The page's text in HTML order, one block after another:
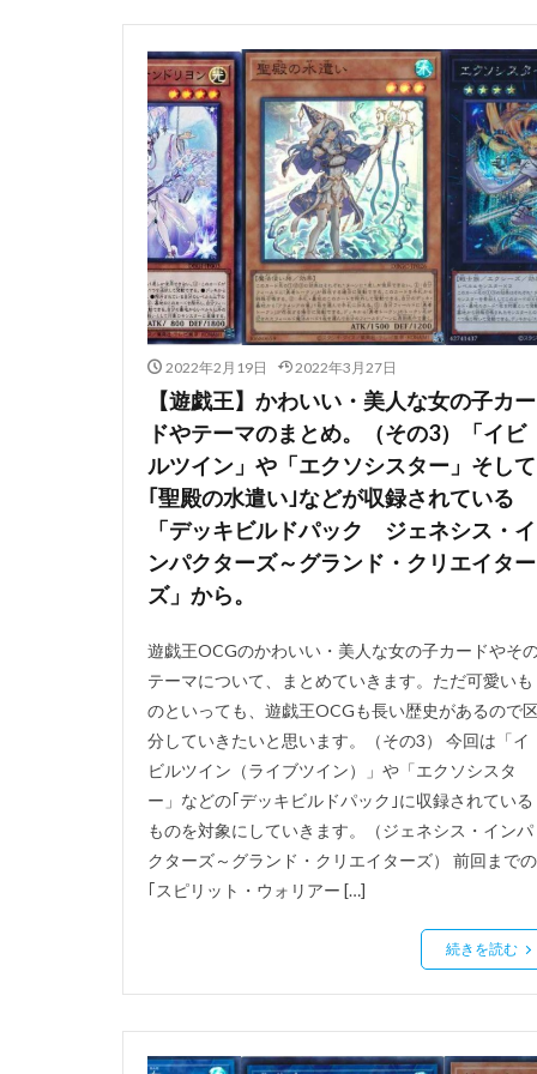
鬼滅の刃
魂
魔法少女まどかマ
黒髪メイド
2022年2月19日 2022年3月27日
【遊戯王】かわいい・美人な女の子カー
ドやテーマのまとめ。（その3）「イビ
ルツイン」や「エクソシスター」そして
｢聖殿の水遣い｣などが収録されている
「デッキビルドパック ジェネシス・イ
ンパクターズ～グランド・クリエイター
ズ」から。
遊戯王OCGのかわいい・美人な女の子カードやそ
テーマについて、まとめていきます。ただ可愛いも
のといっても、遊戯王OCGも長い歴史があるので
分していきたいと思います。（その3） 今回は「イ
ビルツイン（ライブツイン）」や「エクソシスタ
ー」などの｢デッキビルドパック｣に収録されている
ものを対象にしていきます。（ジェネシス・インパ
クターズ～グランド・クリエイターズ） 前回までの
｢スピリット・ウォリアー […]
続きを読む